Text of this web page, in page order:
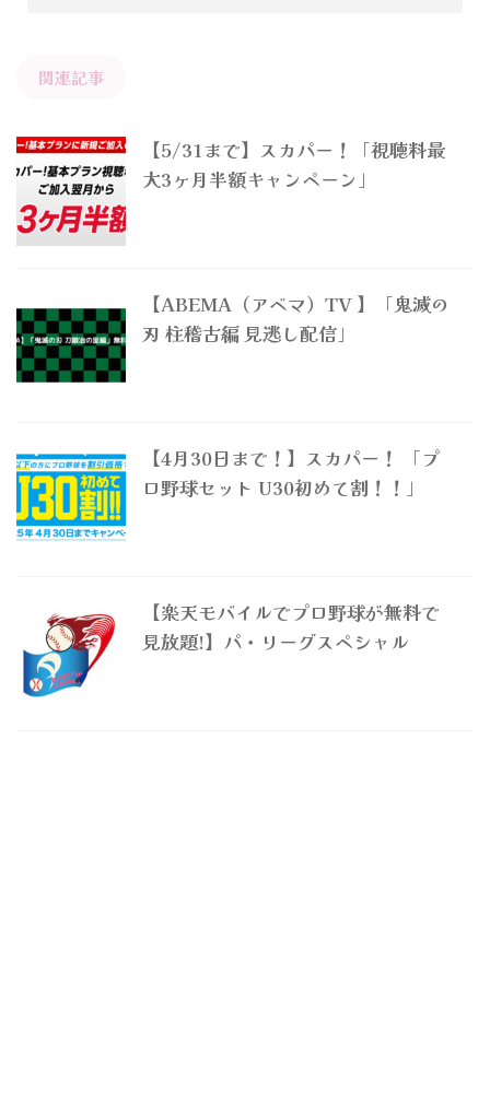
関連記事
【5/31まで】スカパー！「視聴料最
大3ヶ月半額キャンペーン」
【ABEMA（アベマ）TV 】「鬼滅の
刃 柱稽古編 見逃し配信」
【4月30日まで！】スカパー！ 「プ
ロ野球セット U30初めて割！！」
【楽天モバイルでプロ野球が無料で
見放題!】パ・リーグスペシャル